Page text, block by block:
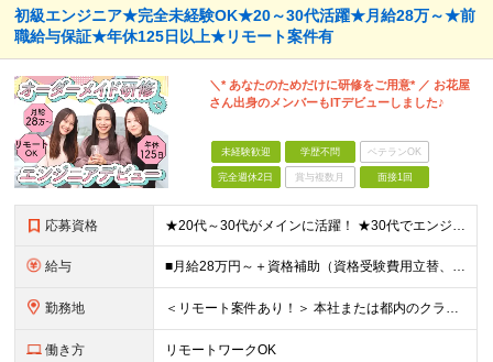
初級エンジニア★完全未経験OK★20～30代活躍★月給28万～★前
職給与保証★年休125日以上★リモート案件有
＼* あなたのためだけに研修をご用意* ／ お花屋
さん出身のメンバーもITデビューしました♪
未経験歓迎 学歴不問 ベテランOK
完全週休2日 賞与複数月 面接1回
応募資格 ★20代～30代がメインに活躍！ ★30代でエンジニアデビューしたメンバーも！ ■経験・資格不問 ■学歴不問 ━━━━━……‥ 当社では何よりもコミュニケーション力を 重視した採用を行っています！
給与 ■月給28万円～＋資格補助（資格受験費用立替、書籍代立替）＋リファラル手当（経験者10万円/未経験者6万円） ※給与は経験・スキルに応じて決定します ※上記給与額には固定残業代（20時間分/34,39
勤務地 ＜リモート案件あり！＞ 本社または都内のクライアント先での勤務となります。 ■本社/東京都千代田区神田司町2-10-4 NOVEL WORK Kanda 3階 (変更の範囲)上記を除く当社関連勤務地
働き方 リモートワークOK